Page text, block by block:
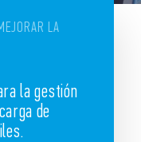
LA
la gestión
de